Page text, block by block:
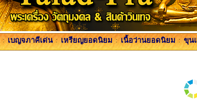
: เบญจภาคีเด่น : เหรียญยอดนิยม : เนื้อว่านยอดนิยม : ขุน